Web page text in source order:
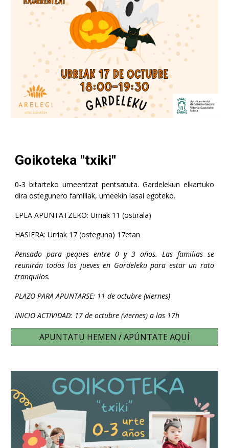
Goikoteka "txiki"
0-3 bitarteko umeentzat pentsatuta. Gardelekun elkartuko
dira ostegunero familiak, umeekin lasai egoteko.
EPEA APUNTATZEKO: Urriak 11 (ostirala)
HASIERA: Urriak 17 (osteguna) 17etan
Pensado para peques entre 0 y 3 años. Las familias se
reunirán todos los jueves en Gardeleku para estar un rato
tranquilos.
PLAZO PARA APUNTARSE: 11 de octubre (viernes)
INICIO ACTIVIDAD: 17 de octubre (viernes) a las 17h
APUNTATU HEMEN / APÚNTATE AQUÍ